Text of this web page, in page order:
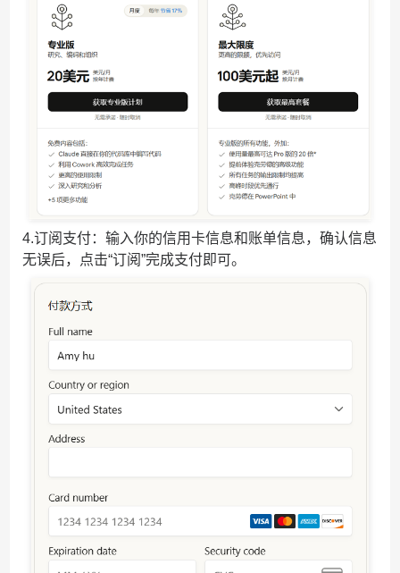
4.订阅支付：输入你的信用卡信息和账单信息，确认信息
无误后，点击“订阅”完成支付即可。